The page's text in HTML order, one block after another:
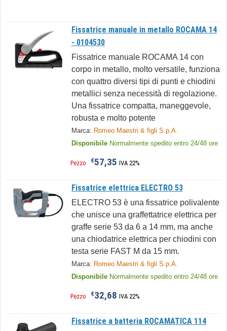
Fissatrice manuale in metallo ROCAMA 14
- 0104530
Fissatrice manuale ROCAMA 14 con
corpo in metallo, molto versatile, funziona
con quattro diversi tipi di punti e chiodini
metallici senza necessità di regolazione.
Una fissatrice compatta, maneggevole,
robusta e molto potente
Marca: Romeo Maestri & figli S.p.A.
Disponibile Normalmente spedito entro 24/48 ore
Pezzo €57,35 IVA 22%
Fissatrice elettrica ELECTRO 53
ELECTRO 53 è una fissatrice polivalente
che unisce una graffettatrice elettrica per
graffe serie 53 da 6 a 14 mm, ma anche
una chiodatrice elettrica per chiodini con
testa serie FAST M da 15 mm.
Marca: Romeo Maestri & figli S.p.A.
Disponibile Normalmente spedito entro 24/48 ore
Pezzo €32,68 IVA 22%
Fissatrice a batteria ROCAMATICA 114